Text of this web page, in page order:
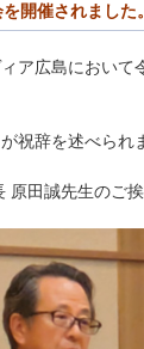
開催されました。
ア広島において
祝辞を述べられ
田誠先生のご